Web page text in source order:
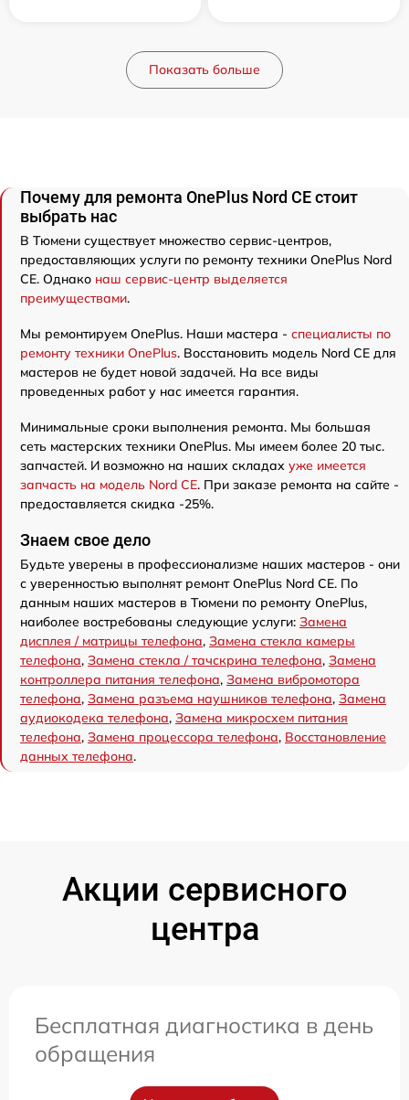
Показать больше
Почему для ремонта OnePlus Nord CE стоит
выбрать нас
В Тюмени существует множество сервис-центров,
предоставляющих услуги по ремонту техники OnePlus Nord
CE. Однако наш сервис-центр выделяется
преимуществами.
Мы ремонтируем OnePlus. Наши мастера - специалисты по
ремонту техники OnePlus. Восстановить модель Nord CE для
мастеров не будет новой задачей. На все виды
проведенных работ у нас имеется гарантия.
Минимальные сроки выполнения ремонта. Мы большая
сеть мастерских техники OnePlus. Мы имеем более 20 тыс.
запчастей. И возможно на наших складах уже имеется
запчасть на модель Nord CE. При заказе ремонта на сайте -
предоставляется скидка -25%.
Знаем свое дело
Будьте уверены в профессионализме наших мастеров - они
с уверенностью выполнят ремонт OnePlus Nord CE. По
данным наших мастеров в Тюмени по ремонту OnePlus,
наиболее востребованы следующие услуги: Замена
дисплея / матрицы телефона, Замена стекла камеры
телефона, Замена стекла / тачскрина телефона, Замена
контроллера питания телефона, Замена вибромотора
телефона, Замена разъема наушников телефона, Замена
аудиокодека телефона, Замена микросхем питания
телефона, Замена процессора телефона, Восстановление
данных телефона.
Акции сервисного
центра
Бесплатная диагностика в день
обращения